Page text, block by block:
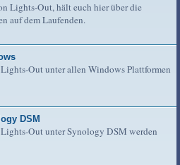
Lights-Out, hält euch hier über die
auf dem Laufenden.
Out unter allen Windows Plattformen
DSM
Lights-Out unter Synology DSM werden